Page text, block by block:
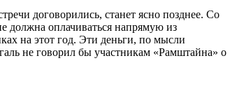
договорились, станет ясно позднее. Со
должна оплачиваться напрямую из
на этот год. Эти деньги, по мысли
не говорил бы участникам «Рамштайна» о